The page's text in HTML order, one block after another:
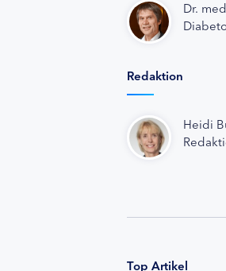
Dr.
Redaktion
Heidi
Top Artikel